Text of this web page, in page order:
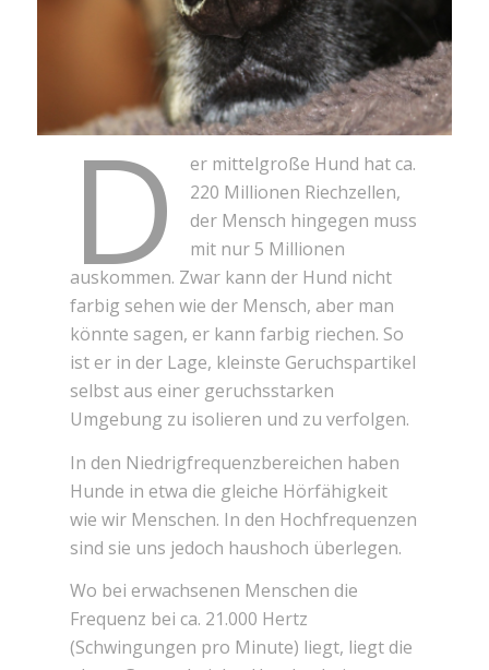
D
er mittelgroße Hund hat ca.
220 Millionen Riechzellen,
der Mensch hingegen muss
mit nur 5 Millionen
auskommen. Zwar kann der Hund nicht
farbig sehen wie der Mensch, aber man
könnte sagen, er kann farbig riechen. So
ist er in der Lage, kleinste Geruchspartikel
selbst aus einer geruchsstarken
Umgebung zu isolieren und zu verfolgen.
In den Niedrigfrequenzbereichen haben
Hunde in etwa die gleiche Hörfähigkeit
wie wir Menschen. In den Hochfrequenzen
sind sie uns jedoch haushoch überlegen.
Wo bei erwachsenen Menschen die
Frequenz bei ca. 21.000 Hertz
(Schwingungen pro Minute) liegt, liegt die